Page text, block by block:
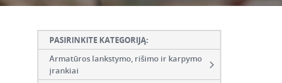
PASIRINKITE KATEGORIJĄ:
Armatūros lankstymo, rišimo ir karpymo
įrankiai